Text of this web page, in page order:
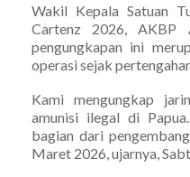
Wakil Kepala Satuan
Cartenz 2026, AKBP
pengungkapan ini
operasi sejak
Kami mengungkap
amunisi ilegal di
bagian dari
Maret 2026, ujarnya,